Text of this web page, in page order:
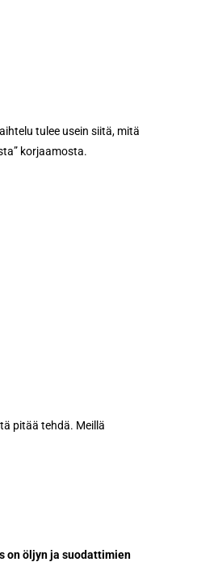
tulee usein siitä, mitä
korjaamosta.
pitää tehdä. Meillä
on öljyn ja suodattimien